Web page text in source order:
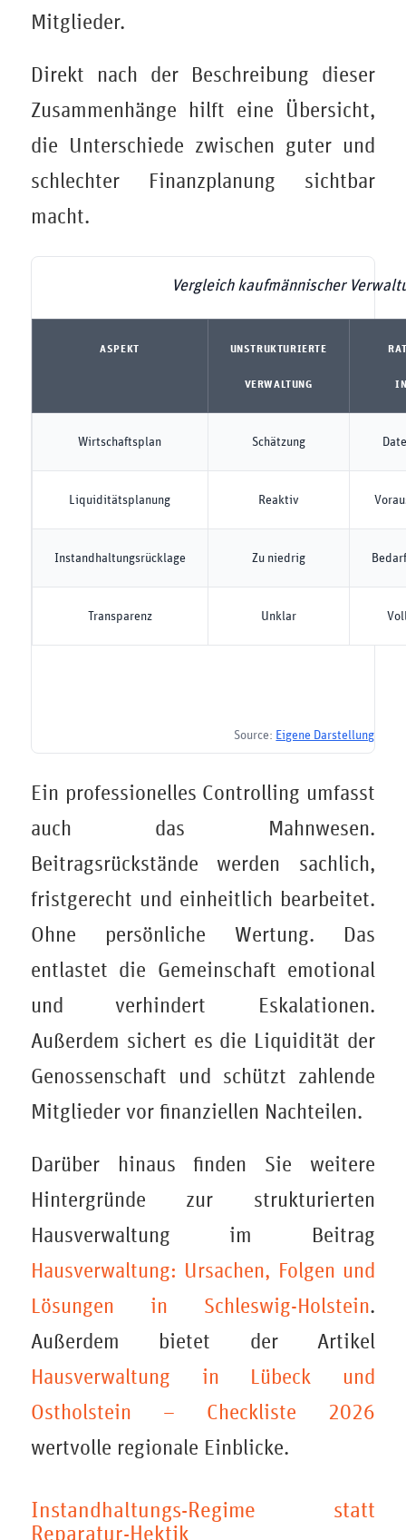
Mitglieder.
Direkt nach der Beschreibung dieser
Zusammenhänge hilft eine Übersicht,
die Unterschiede zwischen guter und
schlechter Finanzplanung sichtbar
macht.
Vergleich kaufmännischer
ASPEKT UNSTRUKTURIERTE
VERWALTUNG
Wirtschaftsplan Schätzung
Liquiditätsplanung Reaktiv
Instandhaltungsrücklage Zu niedrig
Transparenz Unklar
Source: Eigene Darstellung
Ein professionelles Controlling umfasst
auch das Mahnwesen.
Beitragsrückstände werden sachlich,
fristgerecht und einheitlich bearbeitet.
Ohne persönliche Wertung. Das
entlastet die Gemeinschaft emotional
und verhindert Eskalationen.
Außerdem sichert es die Liquidität der
Genossenschaft und schützt zahlende
Mitglieder vor finanziellen Nachteilen.
Darüber hinaus finden Sie weitere
Hintergründe zur strukturierten
Hausverwaltung im Beitrag
Hausverwaltung: Ursachen, Folgen und
Lösungen in Schleswig-Holstein.
Außerdem bietet der Artikel
Hausverwaltung in Lübeck und
Ostholstein – Checkliste 2026
wertvolle regionale Einblicke.
Instandhaltungs-Regime statt
Reparatur-Hektik